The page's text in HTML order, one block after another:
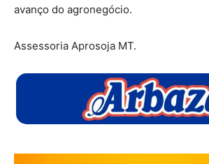
avanço do agronegócio.
Assessoria Aprosoja MT.